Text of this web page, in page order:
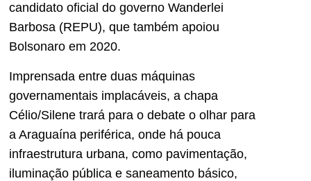
candidato oficial do governo Wanderlei
Barbosa (REPU), que também apoiou
Bolsonaro em 2020.
Imprensada entre duas máquinas
governamentais implacáveis, a chapa
Célio/Silene trará para o debate o olhar para
a Araguaína periférica, onde há pouca
infraestrutura urbana, como pavimentação,
iluminação pública e saneamento básico,